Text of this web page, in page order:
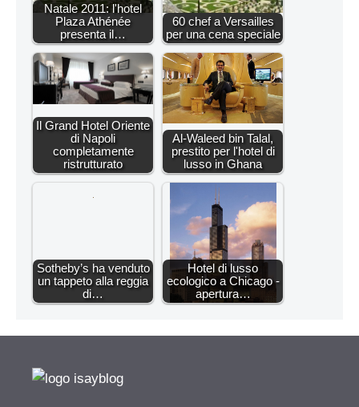
Natale 2011: l'hotel
Plaza Athénée
presenta il…
60 chef a Versailles
per una cena speciale
Il Grand Hotel Oriente
di Napoli
completamente
ristrutturato
Al-Waleed bin Talal,
prestito per l'hotel di
lusso in Ghana
Sotheby’s ha venduto
un tappeto alla reggia
di…
Hotel di lusso
ecologico a Chicago -
apertura…